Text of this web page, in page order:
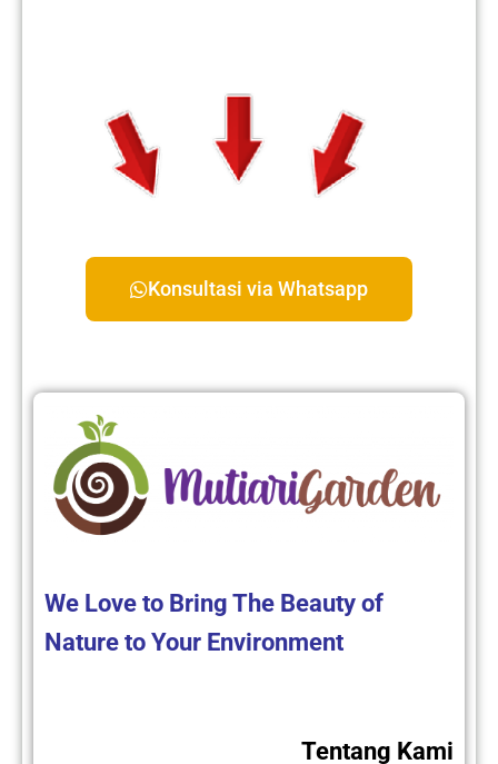
Konsultasi via Whatsapp
We Love to Bring The Beauty of
Nature to Your Environment
Tentang Kami